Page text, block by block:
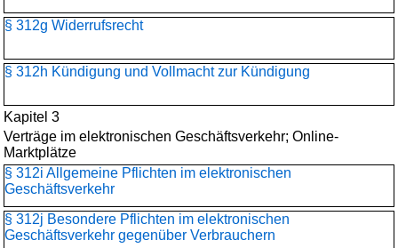
§ 312g Widerrufsrecht
§ 312h Kündigung und Vollmacht zur Kündigung
Kapitel 3
Verträge im elektronischen Geschäftsverkehr; Online-
Marktplätze
§ 312i Allgemeine Pflichten im elektronischen
Geschäftsverkehr
§ 312j Besondere Pflichten im elektronischen
Geschäftsverkehr gegenüber Verbrauchern